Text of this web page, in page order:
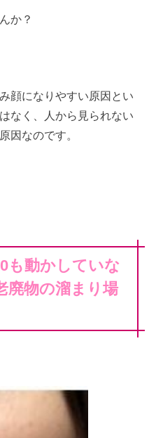
か？
顔になりやすい原因とい
なく、人から見られない
因なのです。
も動かしていな
廃物の溜まり場